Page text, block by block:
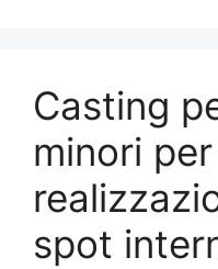
Casting
minori
spot